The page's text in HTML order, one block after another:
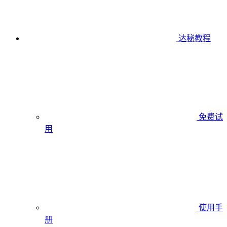
达秘教程
免费试
用
使用手
册